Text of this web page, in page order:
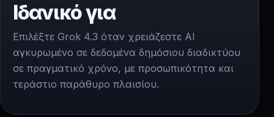
Ιδανικό για
Επιλέξτε Grok 4.3 όταν χρειάζεστε AI
αγκυρωμένο σε δεδομένα δημόσιου διαδικτύου
σε πραγματικό χρόνο, με προσωπικότητα και
τεράστιο παράθυρο πλαισίου.